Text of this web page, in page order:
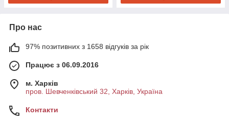
Про нас
97% позитивних з 1658 відгуків за рік
Працює з 06.09.2016
м. Харків
пров. Шевченківський 32, Харків, Україна
Контакти